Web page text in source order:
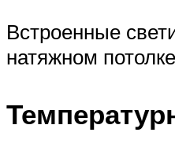
Встроенные
натяжном потолке